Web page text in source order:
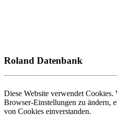
Roland Datenbank
Diese Website verwendet
Browser-Einstellungen zu ändern,
von Cookies einverstanden.